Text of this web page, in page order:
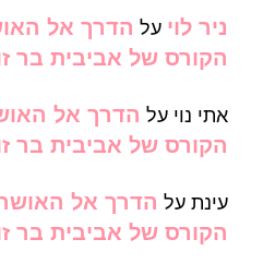
ניר לוי על הדרך אל
הקורס של אביבית בר
אתי נוי על הדרך אל
הקורס של אביבית בר
עינת על הדרך אל
הקורס של אביבית בר